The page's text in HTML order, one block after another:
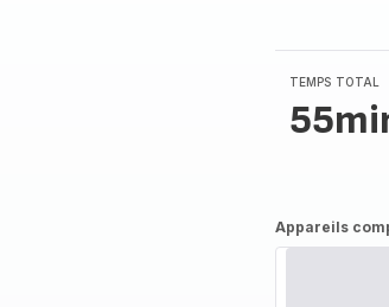
TEMPS TOTAL
Appareils